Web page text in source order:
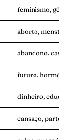
feminismo,
aborto,
abandono,
futuro,
dinheiro,
cansaço, parto,